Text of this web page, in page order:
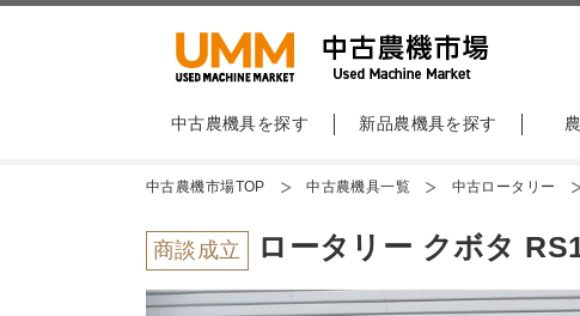
中古農機具を探す 新品農機具を探す
中古農機市場TOP 中古農機具一覧 中古ロータリー
商談成立 ロータリー クボタ